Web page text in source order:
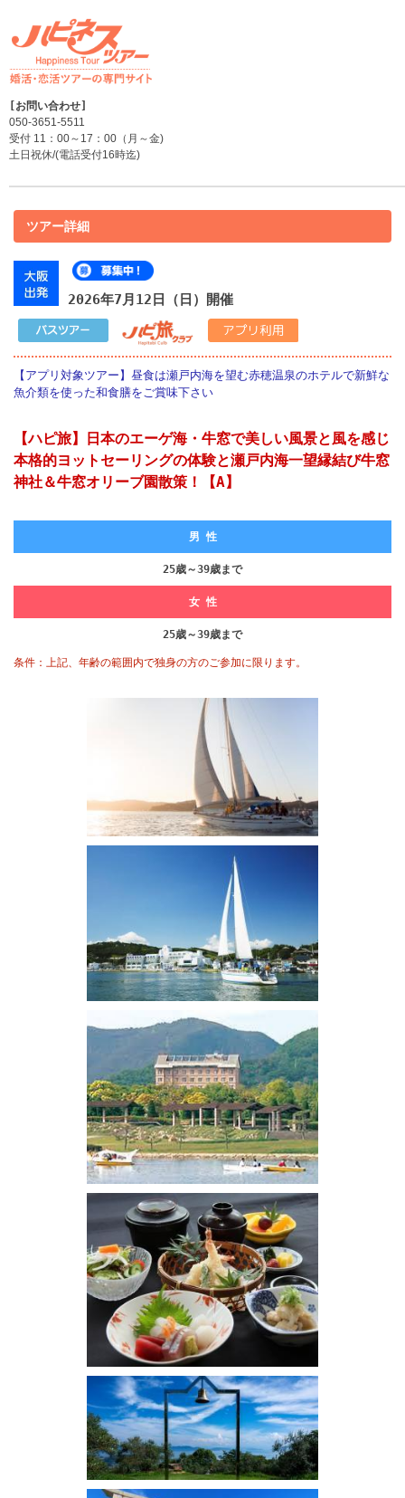
050-3651-5511
受付 11：00～17：00（月～金)
土日祝休/(電話受付16時迄)
ツアー詳細
2026年7月12日（日）開催
【アプリ対象ツアー】昼食は瀬戸内海を望む赤穂温泉のホテルで新鮮な
魚介類を使った和食膳をご賞味下さい
【ハピ旅】日本のエーゲ海・牛窓で美しい風景と風を感じ
本格的ヨットセーリングの体験と瀬戸内海一望縁結び牛窓
神社＆牛窓オリーブ園散策！【A】
男 性
25歳～39歳まで
女 性
25歳～39歳まで
条件：上記、年齢の範囲内で独身の方のご参加に限ります。